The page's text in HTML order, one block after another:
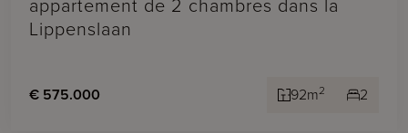
appartement de 2 chambres dans la
Lippenslaan
€ 575.000 92m2 2